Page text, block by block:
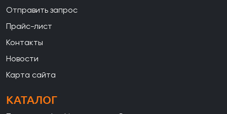
Отправить запрос
Прайс-лист
Контакты
Новости
Карта сайта
КАТАЛОГ